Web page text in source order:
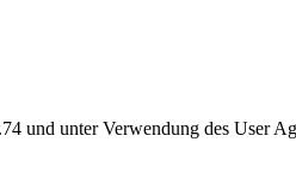
und unter Verwendung des User